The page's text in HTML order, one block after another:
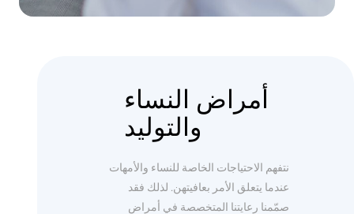
أمراض النساء
والتوليد
نتفهم الاحتياجات الخاصة للنساء والأمهات
عندما يتعلق الأمر بعافيتهن. لذلك فقد
صمّمنا رعايتنا المتخصصة في أمراض